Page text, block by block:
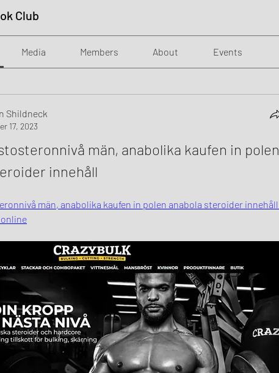
Club
Media Members About Events
Shildneck
17, 2023
män, anabolika kaufen in polen
innehåll
män, anabolika kaufen in polen anabola steroider innehåll